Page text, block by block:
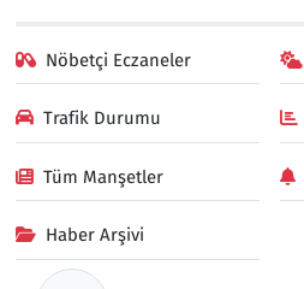
Nöbetçi Eczaneler
Trafik Durumu
Tüm Manşetler
Haber Arşivi